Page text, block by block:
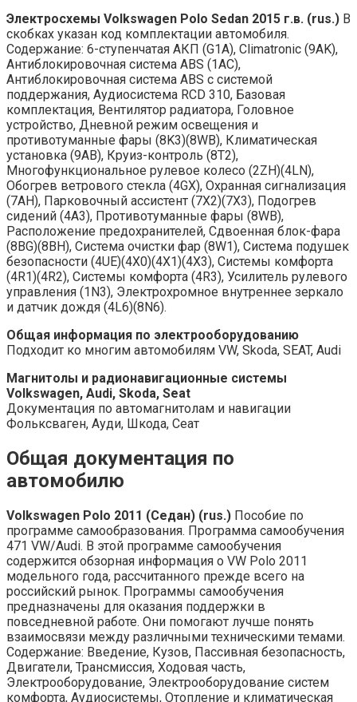
Электросхемы Volkswagen Polo Sedan 2015 г.в. (rus.) В
скобках указан код комплектации автомобиля.
Содержание: 6-ступенчатая АКП (G1A), Climatronic (9AK),
Антиблокировочная система ABS (1AC),
Антиблокировочная система ABS с системой
поддержания, Аудиосистема RCD 310, Базовая
комплектация, Вентилятор радиатора, Головное
устройство, Дневной режим освещения и
противотуманные фары (8K3)(8WB), Климатическая
установка (9AB), Круиз-контроль (8T2),
Многофункциональное рулевое колесо (2ZH)(4LN),
Обогрев ветрового стекла (4GX), Охранная сигнализация
(7AH), Парковочный ассистент (7X2)(7X3), Подогрев
сидений (4A3), Противотуманные фары (8WB),
Расположение предохранителей, Сдвоенная блок-фара
(8BG)(8BH), Система очистки фар (8W1), Система подушек
безопасности (4UE)(4X0)(4X1)(4X3), Системы комфорта
(4R1)(4R2), Системы комфорта (4R3), Усилитель рулевого
управления (1N3), Электрохромное внутреннее зеркало
и датчик дождя (4L6)(8N6).
Общая информация по электрооборудованию
Подходит ко многим автомобилям VW, Skoda, SEAT, Audi
Магнитолы и радионавигационные системы
Volkswagen, Audi, Skoda, Seat
Документация по автомагнитолам и навигации
Фольксваген, Ауди, Шкода, Сеат
Общая документация по
автомобилю
Volkswagen Polo 2011 (Седан) (rus.) Пособие по
программе самообразования. Программа самообучения
471 VW/Audi. В этой программе самообучения
содержится обзорная информация о VW Polo 2011
модельного года, рассчитанного прежде всего на
российский рынок. Программы самообучения
предназначены для оказания поддержки в
повседневной работе. Они помогают лучше понять
взаимосвязи между различными техническими темами.
Содержание: Введение, Кузов, Пассивная безопасность,
Двигатели, Трансмиссия, Ходовая часть,
Электрооборудование, Электрооборудование систем
комфорта, Аудиосистемы, Отопление и климатическая